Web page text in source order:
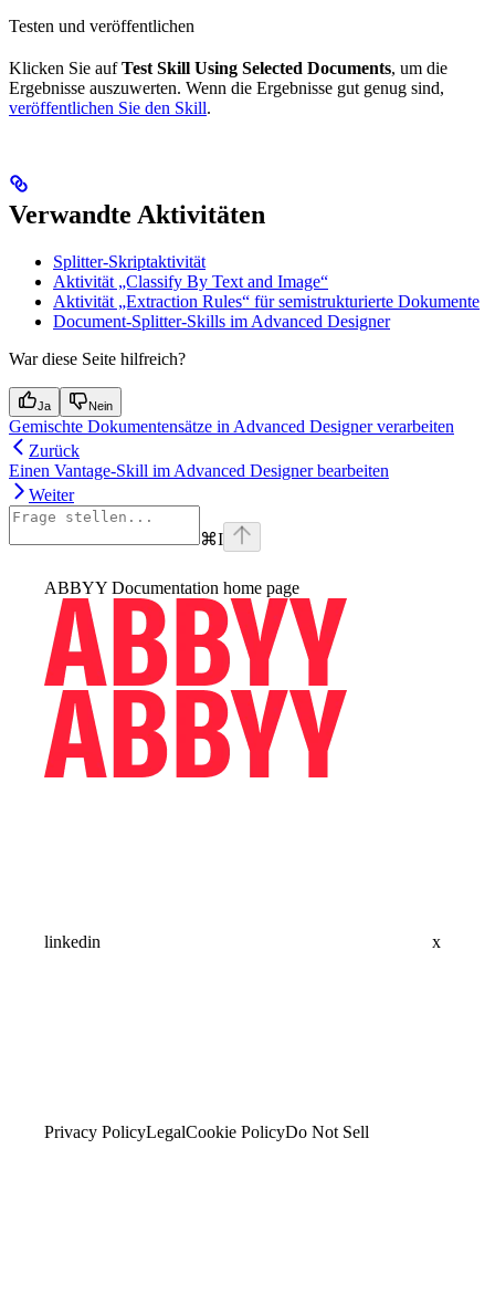
Testen und veröffentlichen
Klicken Sie aufTest Skill Using Selected Documents, um die
Ergebnisse auszuwerten. Wenn die Ergebnisse gut genug sind,
veröffentlichen Sie den Skill.
Verwandte Aktivitäten
Splitter-Skriptaktivität
Aktivität „Classify By Text and Image“
Aktivität „Extraction Rules“ für semistrukturierte Dokumente
Document-Splitter-Skills im Advanced Designer
War diese Seite hilfreich?
Ja Nein
Gemischte Dokumentensätze in Advanced Designer verarbeiten
Zurück
Einen Vantage-Skill im Advanced Designer bearbeiten
Weiter
⌘I
ABBYY Documentation home page
linkedin x
Privacy PolicyLegalCookie PolicyDo Not Sell